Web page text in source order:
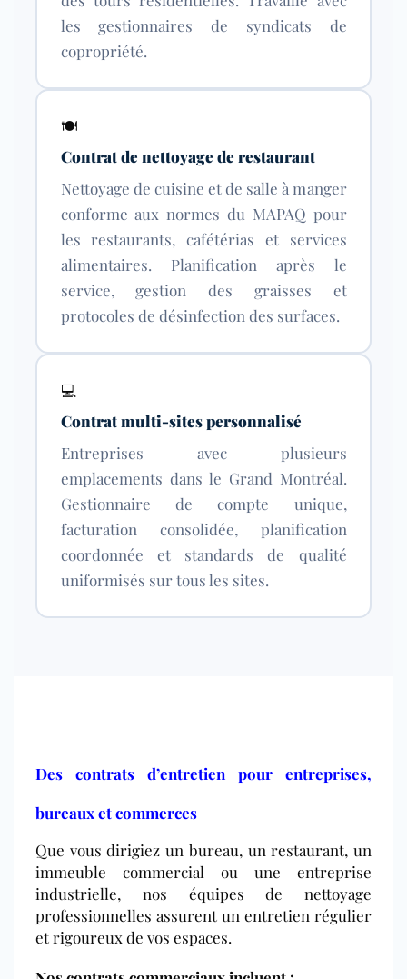
les gestionnaires de syndicats de
copropriété.
🍽
Contrat de nettoyage de restaurant
Nettoyage de cuisine et de salle à manger
conforme aux normes du MAPAQ pour
les restaurants, cafétérias et services
alimentaires. Planification après le
service, gestion des graisses et
protocoles de désinfection des surfaces.
💻
Contrat multi-sites personnalisé
Entreprises avec plusieurs
emplacements dans le Grand Montréal.
Gestionnaire de compte unique,
facturation consolidée, planification
coordonnée et standards de qualité
uniformisés sur tous les sites.
Des contrats d’entretien pour entreprises,
bureaux et commerces
Que vous dirigiez un bureau, un restaurant, un
immeuble commercial ou une entreprise
industrielle, nos équipes de nettoyage
professionnelles assurent un entretien régulier
et rigoureux de vos espaces.